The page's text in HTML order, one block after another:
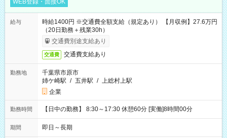
WEB登録・面接OK
給与
時給1400円 ※交通費全額支給（規定あり） 【月収例】27.6万円
（20日勤務＋残業30h）
交通費別途支給あり
交通費 交通費支給あり
勤務地
千葉県市原市
姉ケ崎駅 / 五井駅 / 上総村上駅
企業
勤務時間 【日中の勤務】 8:30～17:30 休憩60分 [実働]8時間00分
期間 即日～長期